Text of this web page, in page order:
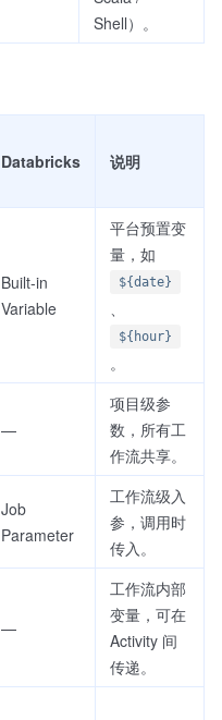
Shell）。
Databricks 说明
Built-in
Variable
平台预置变
量，如
${date}
、
${hour}
。
—
项目级参
数，所有工
作流共享。
Job
Parameter
工作流级入
参，调用时
传入。
—
工作流内部
变量，可在
Activity 间
传递。